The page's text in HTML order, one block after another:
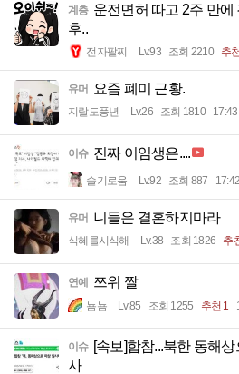
계층 운전면허 따고 2주 만에
후..
전자팔찌 Lv.93 조회 2210 추
유머 요즘 폐미 근황.
지랄도풍년 Lv.26 조회 1810 17:43
이슈 진짜 이임생은....
슬기로움 Lv.92 조회 887 17:42
유머 니들은 결혼하지마라
식혜를시식해 Lv.38 조회 1826 추
연예 쯔위 짤
뇸뇸 Lv.85 조회 1255 추천 1
이슈 [속보]합참...북한 동해
사